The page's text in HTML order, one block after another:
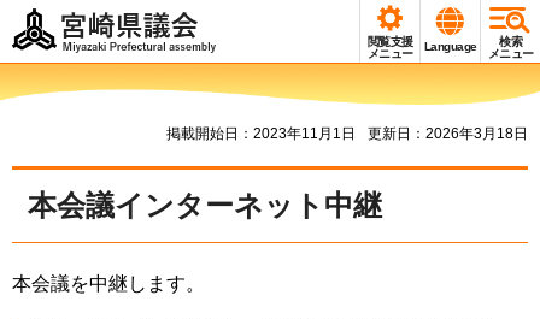
宮崎県議会
Miyazaki Prefectural
閲覧支援
メニュー
Language
検索
メニュー
掲載開始日：2023年11月1日 更新日：2026年3月18日
本会議インターネット中継
本会議を中継します。